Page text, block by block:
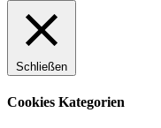
Schließen
Cookies Kategorien